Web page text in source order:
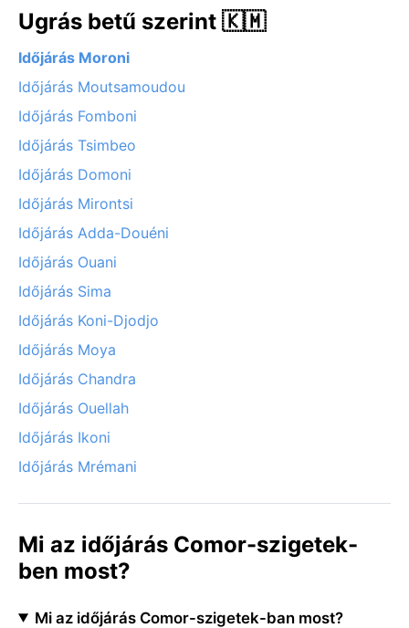
Ugrás betű szerint 🇰🇲
Időjárás Moroni
Időjárás Moutsamoudou
Időjárás Fomboni
Időjárás Tsimbeo
Időjárás Domoni
Időjárás Mirontsi
Időjárás Adda-Douéni
Időjárás Ouani
Időjárás Sima
Időjárás Koni-Djodjo
Időjárás Moya
Időjárás Chandra
Időjárás Ouellah
Időjárás Ikoni
Időjárás Mrémani
Mi az időjárás Comor-szigetek-
ben most?
Mi az időjárás Comor-szigetek-ban most?